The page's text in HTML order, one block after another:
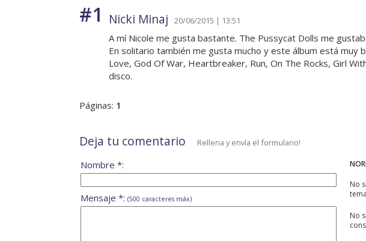
#1 Nicki Minaj 20/06/2015 | 13:51
A mí Nicole me gusta bastante. The Pussycat Dolls me
En solitario también me gusta mucho y este álbum está muy
Love, God Of War, Heartbreaker, Run, On The Rocks, Girl
disco.
Páginas: 1
Deja tu comentario Rellena y envía el formulario!
No
No
Nombre *:
Mensaje *: (500 caracteres máx)